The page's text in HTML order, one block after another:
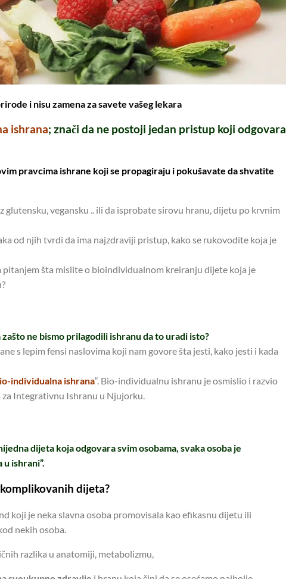
i nisu zamena za savete vašeg lekara
ishrana; znači da ne postoji jedan pristup koji odgovara
pravcima ishrane koji se propagiraju i pokušavate da shvatite
glutensku, vegansku .. ili da isprobate sirovu hranu, dijetu po krvnim
od njih tvrdi da ima najzdraviji pristup, kako se rukovodite koja je
pitanjem šta mislite o bioindividualnom kreiranju dijete koja je
ne bismo prilagodili ishranu da to uradi isto?
s lepim fensi naslovima koji nam govore šta jesti, kako jesti i kada
individualna ishrana“. Bio-individualnu ishranu je osmislio i razvio
Integrativnu Ishranu u Njujorku.
dijeta koja odgovara svim osobama, svaka osoba je
ishrani”.
dijeta?
koji je neka slavna osoba promovisala kao efikasnu dijetu ili
nekih osoba.
razlika u anatomiji, metabolizmu,